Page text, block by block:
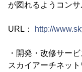
が図れるようコンサ
URL： http://
・開発・改修サービ
スカイアーチネッ